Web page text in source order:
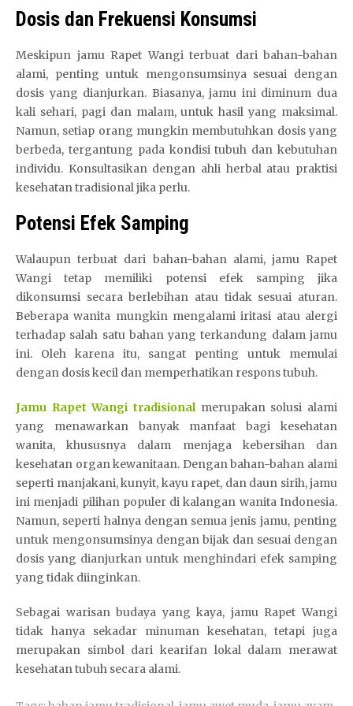
Dosis dan Frekuensi Konsumsi
Meskipun jamu Rapet Wangi terbuat dari bahan-bahan
alami, penting untuk mengonsumsinya sesuai dengan
dosis yang dianjurkan. Biasanya, jamu ini diminum dua
kali sehari, pagi dan malam, untuk hasil yang maksimal.
Namun, setiap orang mungkin membutuhkan dosis yang
berbeda, tergantung pada kondisi tubuh dan kebutuhan
individu. Konsultasikan dengan ahli herbal atau praktisi
kesehatan tradisional jika perlu.
Potensi Efek Samping
Walaupun terbuat dari bahan-bahan alami, jamu Rapet
Wangi tetap memiliki potensi efek samping jika
dikonsumsi secara berlebihan atau tidak sesuai aturan.
Beberapa wanita mungkin mengalami iritasi atau alergi
terhadap salah satu bahan yang terkandung dalam jamu
ini. Oleh karena itu, sangat penting untuk memulai
dengan dosis kecil dan memperhatikan respons tubuh.
Jamu Rapet Wangi tradisionalmerupakan solusi alami
yang menawarkan banyak manfaat bagi kesehatan
wanita, khususnya dalam menjaga kebersihan dan
kesehatan organ kewanitaan. Dengan bahan-bahan alami
seperti manjakani, kunyit, kayu rapet, dan daun sirih, jamu
ini menjadi pilihan populer di kalangan wanita Indonesia.
Namun, seperti halnya dengan semua jenis jamu, penting
untuk mengonsumsinya dengan bijak dan sesuai dengan
dosis yang dianjurkan untuk menghindari efek samping
yang tidak diinginkan.
Sebagai warisan budaya yang kaya, jamu Rapet Wangi
tidak hanya sekadar minuman kesehatan, tetapi juga
merupakan simbol dari kearifan lokal dalam merawat
kesehatan tubuh secara alami.